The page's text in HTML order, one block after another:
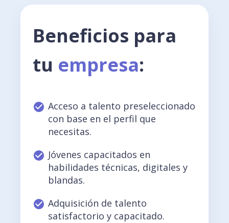
Beneficios para
tu empresa:
Acceso a talento preseleccionado
con base en el perfil que
necesitas.
Jóvenes capacitados en
habilidades técnicas, digitales y
blandas.
Adquisición de talento
satisfactorio y capacitado.